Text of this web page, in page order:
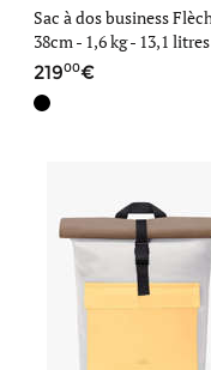
38cm - 1,6 kg- 13,1 litres
21900